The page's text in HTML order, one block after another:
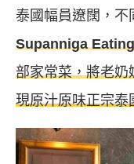
泰國幅員遼闊，不
Supanniga
部家常菜，將老奶
現原汁原味正宗泰